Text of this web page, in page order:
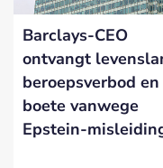
Barclays-CEO
ontvangt
beroepsverbod en
boete vanwege
Epstein-